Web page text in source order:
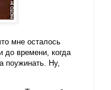
мне осталось
до времени, когда
поужинать. Ну,